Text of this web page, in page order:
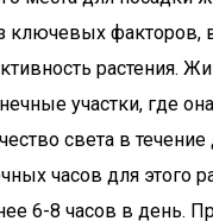
ключевых факторов,
растения.
участки, где
света в
часов для этого
6-8 часов в день.